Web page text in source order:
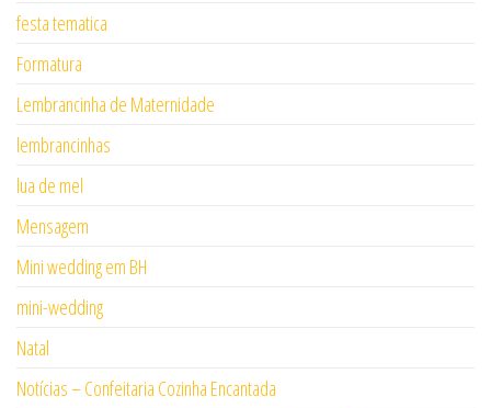
festa tematica
Formatura
Lembrancinha de Maternidade
lembrancinhas
lua de mel
Mensagem
Mini wedding em BH
mini-wedding
Natal
Notícias – Confeitaria Cozinha Encantada